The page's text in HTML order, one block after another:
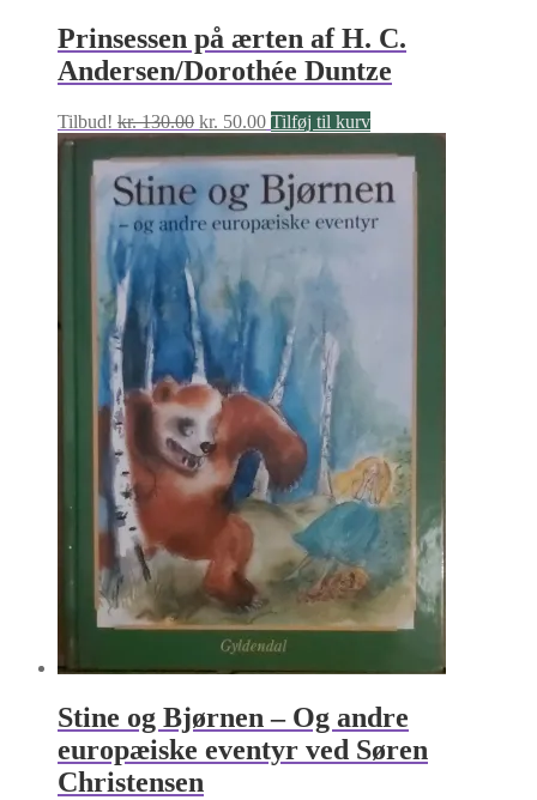
Prinsessen på ærten af H. C.
Andersen/Dorothée Duntze
Tilbud! kr.130.00 Den
oprindelige
pris
var:
kr. 130.00.
kr. 50.00Den
aktuelle
pris
er:
kr. 50.00.
Tilføj til kurv
Stine og Bjørnen – Og andre
europæiske eventyr ved Søren
Christensen